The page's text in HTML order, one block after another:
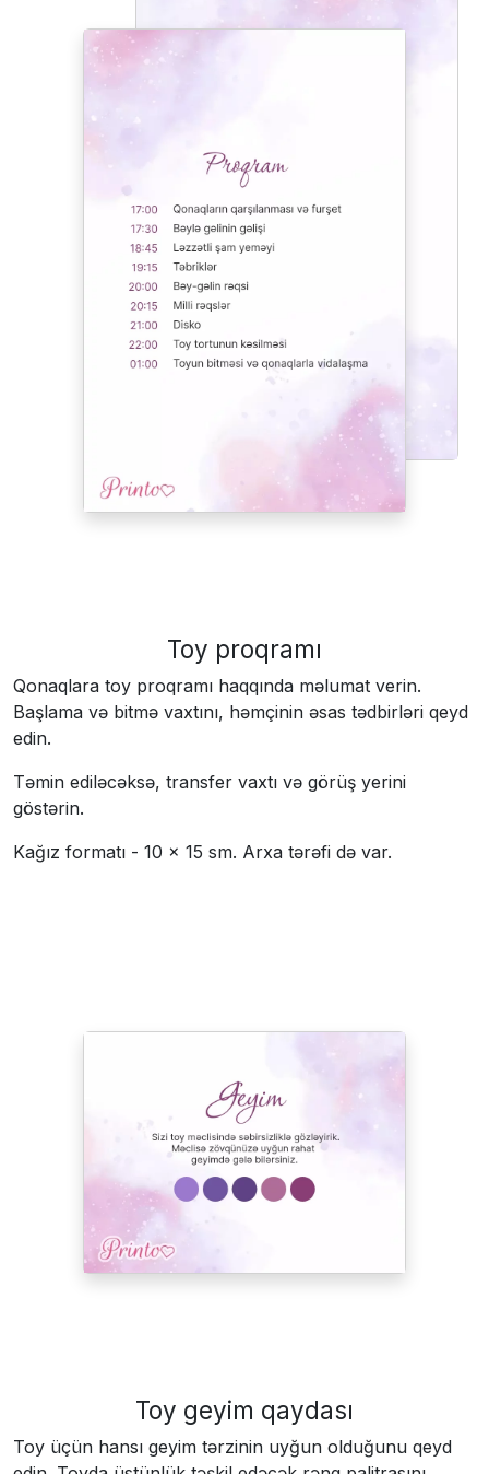
Toy proqramı
Qonaqlara toy proqramı haqqında məlumat verin.
Başlama və bitmə vaxtını, həmçinin əsas tədbirləri qeyd
edin.
Təmin ediləcəksə, transfer vaxtı və görüş yerini
göstərin.
Kağız formatı - 10 × 15 sm. Arxa tərəfi də var.
Toy geyim qaydası
Toy üçün hansı geyim tərzinin uyğun olduğunu qeyd